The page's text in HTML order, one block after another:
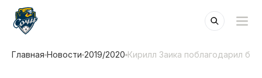
Главная Новости 2019/2020 Кирилл Заика поблагодарил